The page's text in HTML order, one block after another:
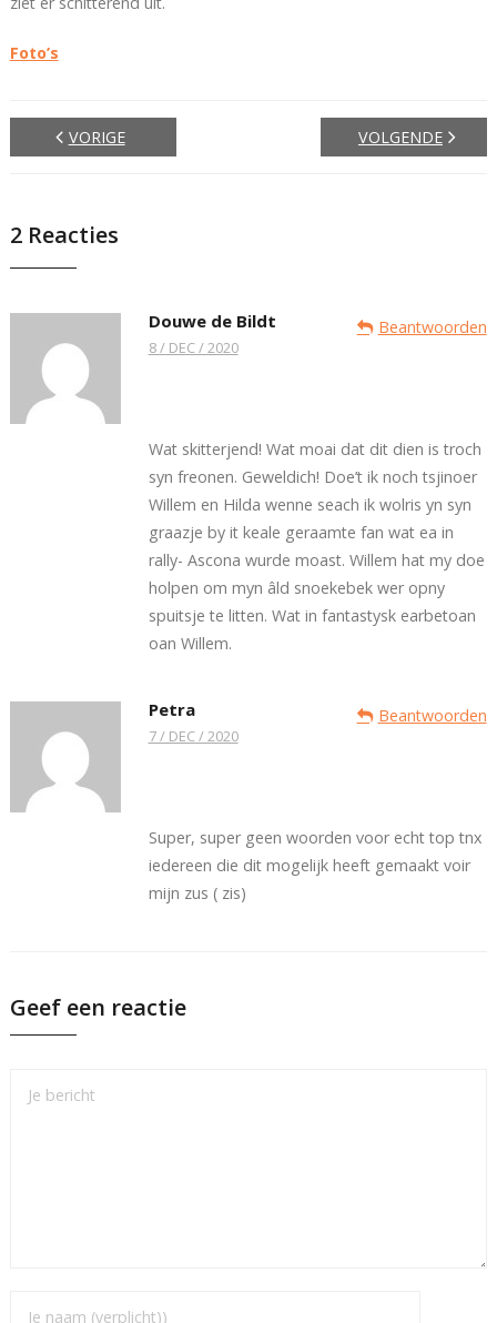
Foto’s
VORIGE VOLGENDE
2Reacties
Douwe de Bildt
8 / DEC / 2020
Beantwoorden
Wat skitterjend! Wat moai dat dit dien is troch
syn freonen. Geweldich! Doe’t ik noch tsjinoer
Willem en Hilda wenne seach ik wolris yn syn
graazje by it keale geraamte fan wat ea in
rally- Ascona wurde moast. Willem hat my doe
holpen om myn âld snoekebek wer opny
spuitsje te litten. Wat in fantastysk earbetoan
oan Willem.
Petra
7 / DEC / 2020
Beantwoorden
Super, super geen woorden voor echt top tnx
iedereen die dit mogelijk heeft gemaakt voir
mijn zus ( zis)
Geef een reactie